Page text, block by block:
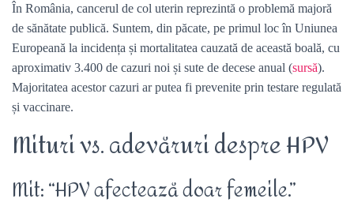
În România, cancerul de col uterin reprezintă o problemă majoră
de sănătate publică. Suntem, din păcate, pe primul loc în Uniunea
Europeană la incidența și mortalitatea cauzată de această boală, cu
aproximativ 3.400 de cazuri noi și sute de decese anual (sursă).
Majoritatea acestor cazuri ar putea fi prevenite prin testare regulată
și vaccinare.
Mituri vs. adevăruri despre HPV
Mit: “HPV afectează doar femeile.”